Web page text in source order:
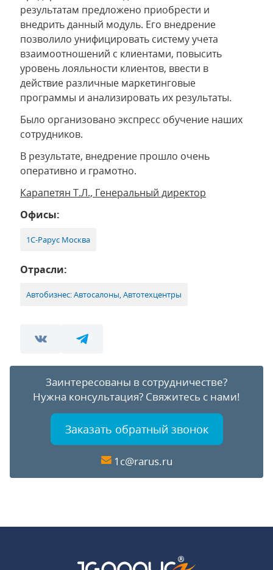
результатам предложено приобрести и
внедрить данный модуль. Его внедрение
позволило унифицировать систему учета
взаимоотношений с клиентами, повысить
уровень лояльности клиентов, ввести в
действие различные маркетинговые
программы и анализировать их результаты.
Было организовано экспресс обучение наших
сотрудников.
В результате, внедрение прошло очень
оперативно и грамотно.
Карапетян Т.Л., Генеральный директор
Офисы:
1С-Рарус Москва
Отрасли:
Автобизнес: Автосалоны, Автотехцентры
Заинтересованы в сотрудничестве?
Нужна консультация? Свяжитесь с нами!
Заказать обратный звонок
1c@rarus.ru